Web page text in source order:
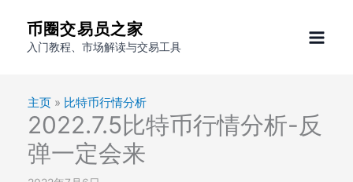
币圈交易员之家
入门教程、市场解读与交易工具
主页 » 比特币行情分析
2022.7.5比特币行情分析-反
弹一定会来